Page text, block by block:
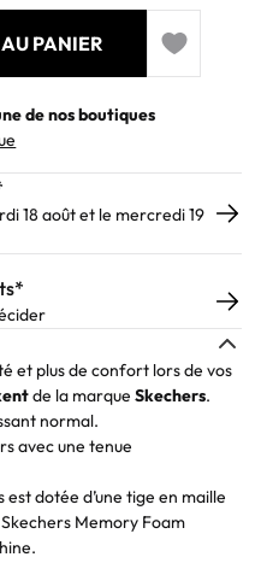
PANIER
Add to
de nos boutiques
18 août et le mercredi 19
et plus de confort lors de vos
de la marqueSkechers.
normal.
avec une tenue
dotée d’une tige en maille
Memory Foam